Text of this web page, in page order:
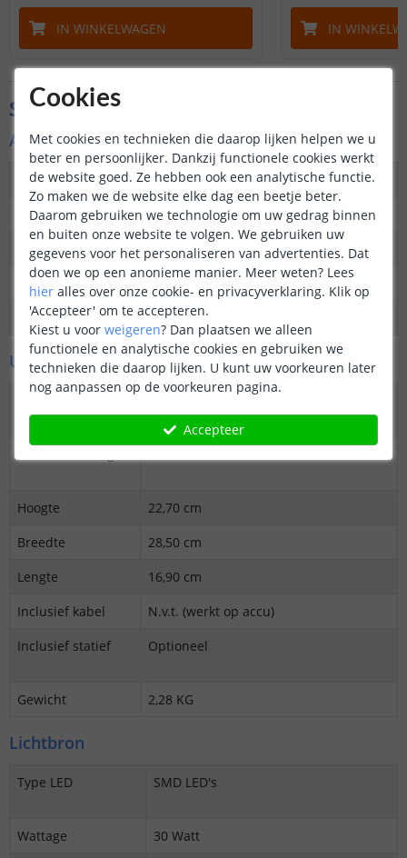
IN WINKELWAGEN IN
Specificaties
Algemene kenmerken bouwlamp
Type lamp
Multi Battery LED accu bouwlamp
Aantal lampen
1
IP waarde
IP65
Garantie
2 jaar
Certificering
Conformiteitsverklaring
Uiterlijke kenmerken
behuizing
Hoogte
22,70 cm
Breedte
28,50 cm
Lengte
16,90 cm
Inclusief kabel
N.v.t. (werkt op accu)
Inclusief statief
Optioneel
Gewicht 2,28 KG
Lichtbron
Type LED SMD LED's
Wattage
30 Watt
Cookies
Met cookies en technieken die daarop lijken helpen we u
beter en persoonlijker. Dankzij functionele cookies werkt
de website goed. Ze hebben ook een analytische functie.
Zo maken we de website elke dag een beetje beter.
Daarom gebruiken we technologie om uw gedrag binnen
en buiten onze website te volgen. We gebruiken uw
gegevens voor het personaliseren van advertenties. Dat
doen we op een anonieme manier. Meer weten? Lees
hier alles over onze cookie- en privacyverklaring. Klik op
'Accepteer' om te accepteren.
Kiest u voor weigeren? Dan plaatsen we alleen
functionele en analytische cookies en gebruiken we
technieken die daarop lijken. U kunt uw voorkeuren later
nog aanpassen op de voorkeuren pagina.
Accepteer